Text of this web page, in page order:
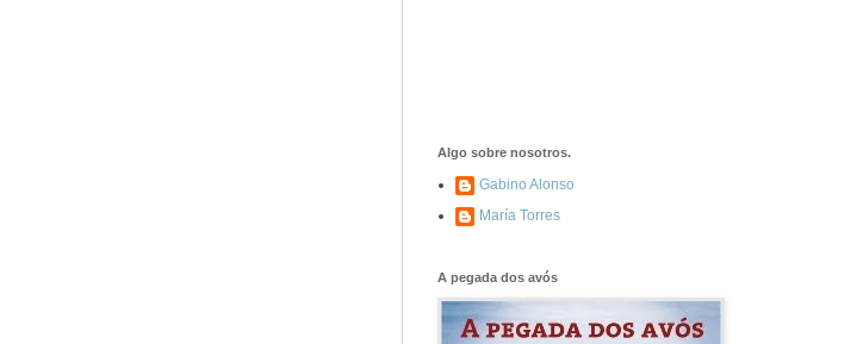
Algo sobre nosotros.
Gabino Alonso
María Torres
A pegada dos avós